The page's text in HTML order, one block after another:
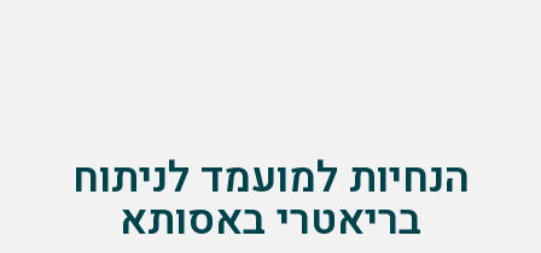
הנחיות למועמד לניתוח
בריאטרי באסותא